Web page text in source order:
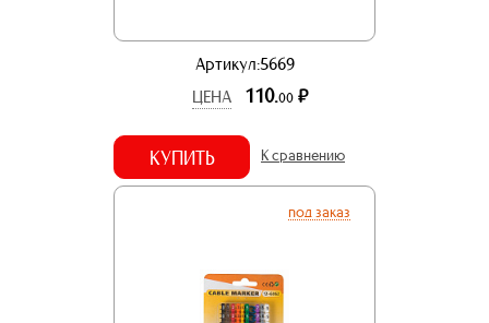
Артикул:5669
ЦЕНА
110.00 р.
КУПИТЬ К сравнению
под заказ